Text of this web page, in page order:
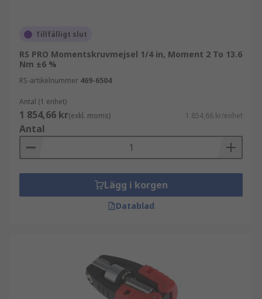
tillverkade av stål med ergonomiska handtag i
Typer av momentskruvmejslar
T-handtags momentskruvmejslar
Elektriska momentskruvmejslar
VDE momentskruvmejslar
Användningsområden för
Momentskruvmejslar används inom mekanisk
produktion, tillverkning och underhåll; deras
användning är en del av kvalitetssäkringen.
Tillfälligt slut
RS PRO Momentskruvmejsel 1/4 in, Moment 2 To 13.6
Nm ±6 %
RS-artikelnummer 469-6504
Antal (1 enhet)
1 854,66 kr(exkl. moms) 1 854,66 kr/enhet
Antal
Lägg i korgen
Datablad